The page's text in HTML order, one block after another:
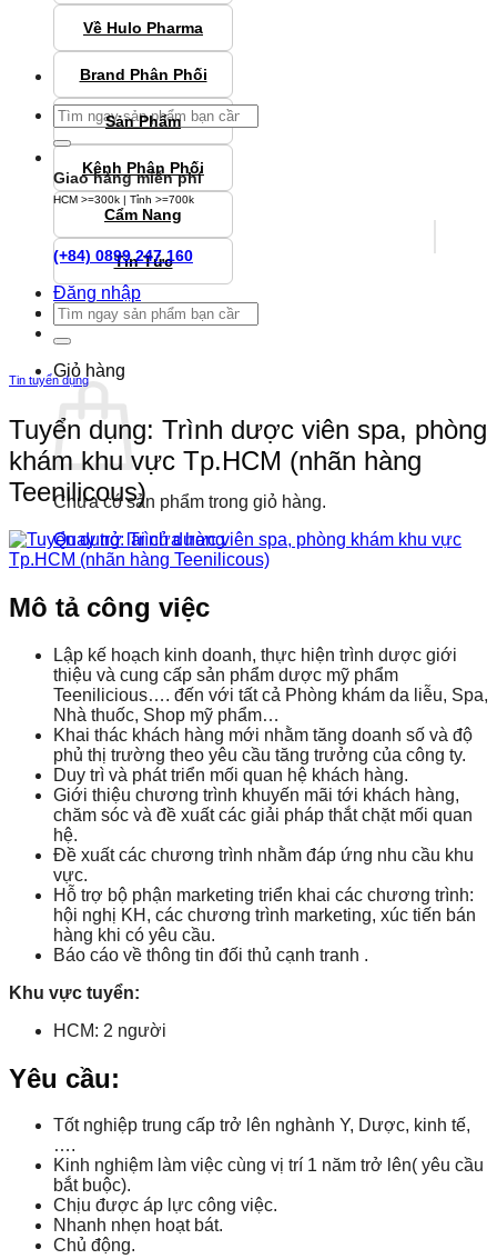
Tìm
kiếm:
Giao hàng miễn phí
HCM >=300k | Tỉnh >=700k
(+84) 0899 247 160
Đăng nhập
Giỏ hàng
Chưa có sản phẩm trong giỏ hàng.
Quay trở lại cửa hàng
Về Hulo Pharma
Brand Phân Phối
Sản Phẩm
Kênh Phân Phối
Cẩm Nang
Tin Tức
Tìm
kiếm:
Tin tuyển dụng
Tuyển dụng: Trình dược viên spa, phòng
khám khu vực Tp.HCM (nhãn hàng
Teenilicous)
Mô tả công việc
Lập kế hoạch kinh doanh, thực hiện trình dược giới
thiệu và cung cấp sản phẩm dược mỹ phẩm
Teenilicious…. đến với tất cả Phòng khám da liễu, Spa,
Nhà thuốc, Shop mỹ phẩm…
Khai thác khách hàng mới nhằm tăng doanh số và độ
phủ thị trường theo yêu cầu tăng trưởng của công ty.
Duy trì và phát triển mối quan hệ khách hàng.
Giới thiệu chương trình khuyến mãi tới khách hàng,
chăm sóc và đề xuất các giải pháp thắt chặt mối quan
hệ.
Đề xuất các chương trình nhằm đáp ứng nhu cầu khu
vực.
Hỗ trợ bộ phận marketing triển khai các chương trình:
hội nghị KH, các chương trình marketing, xúc tiến bán
hàng khi có yêu cầu.
Báo cáo về thông tin đối thủ cạnh tranh .
Khu vực tuyển:
HCM: 2 người
Yêu cầu:
Tốt nghiệp trung cấp trở lên nghành Y, Dược, kinh tế,
….
Kinh nghiệm làm việc cùng vị trí 1 năm trở lên( yêu cầu
bắt buộc).
Chịu được áp lực công việc.
Nhanh nhẹn hoạt bát.
Chủ động.